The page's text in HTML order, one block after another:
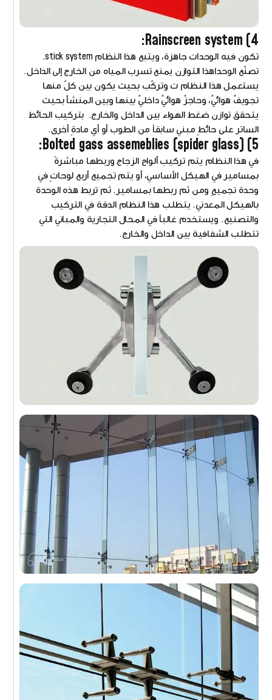
4) Rainscreen system:
تكون فيه الوحدات جاهزة، ويتبع هذا النظام stick system.
تصنّع الوحداهذا التوازن يمنع تسرب المياه من الخارج إلى الداخل.
يستعمل هذا النظام ت وتركّب بحيث يكون بين كلّ منها
تجويفٌ هوائيٌ، وحاجزٌ هوائيٌ داخليٌ بينها وبين المنشأ بحيث
يتحقق توازن ضغط الهواء بين الداخل والخارج. بتركيب الحائط
الساتر على حائطٍ مبني سابقاً من الطوب أو أي مادةٍ أخرى.
5) Bolted gass assemeblies (spider glass):
في هذا النظام يتم تركيب ألواح الزجاج وربطها مباشرةً
بمسامير في الهيكل الأساسي، أو يتم تجميع أربع لوحاتٍ في
وحدة تجميعٍ ومن ثم ربطها بمسامير. ثم تربط هذه الوحدة
بالهيكل المعدني. يتطلب هذا النظام الدقة في التركيب
والتصنيع. ويستخدم غالباً في المحال التجارية والمباني التي
تتطلب الشفافية بين الداخل والخارج.